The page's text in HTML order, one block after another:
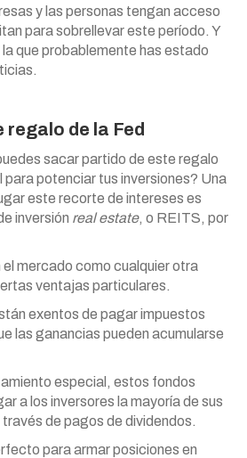
y las personas tengan acceso
para sobrellevar este período. Y
la que probablemente has estado
de la Fed
sacar partido de este regalo
para potenciar tus inversiones? Una
este recorte de intereses es
inversión real estate, o REITS, por
mercado como cualquier otra
ventajas particulares.
exentos de pagar impuestos
las ganancias pueden acumularse
especial, estos fondos
a los inversores la mayoría de sus
de pagos de dividendos.
para armar posiciones en